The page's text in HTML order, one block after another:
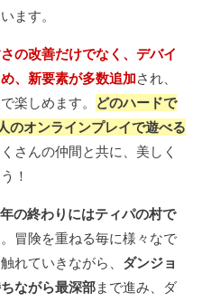
ます。
の改善だけでなく、デバイ
、新要素が多数追加され、
楽しめます。
どのハードで
のオンラインプレイで遊べる
さんの仲間と共に、美しく
！
の終わりにはティパの村で
冒険を重ねる毎に様々なで
れていきながら、 ダンジョ
ながら最深部まで進み、ダ